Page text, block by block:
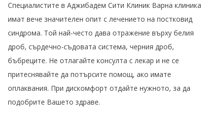
Специалистите в Аджибадем Сити Клиник Варна клиника
имат вече значителен опит с лечението на постковид
синдрома. Той най-често дава отражение върху белия
дроб, сърдечно-съдовата система, черния дроб,
бъбреците. Не отлагайте консулта с лекар и не се
притеснявайте да потърсите помощ, ако имате
оплаквания. При дискомфорт отдайте нужното, за да
подобрите Вашето здраве.